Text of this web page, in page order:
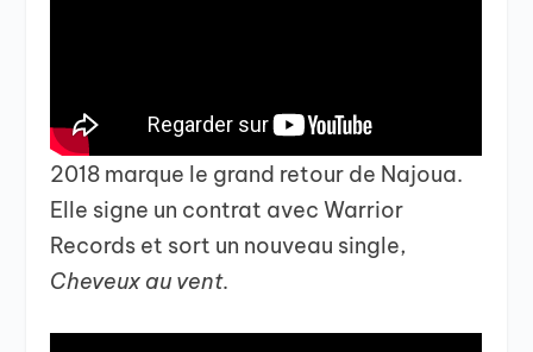
2018 marque le grand retour de Najoua.
Elle signe un contrat avec Warrior
Records et sort un nouveau single,
Cheveux au vent.